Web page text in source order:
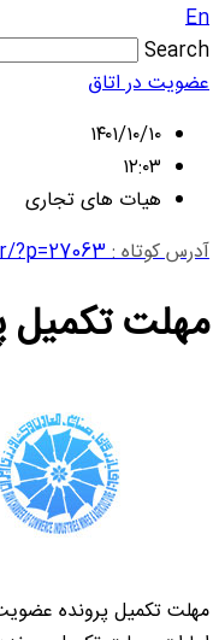
En
Search
عضویت در اتاق
۱۴۰۱/۱۰/۱۰
۱۲:۰۳
هیات های تجاری
آدرس کوتاه :
مهلت تکمیل